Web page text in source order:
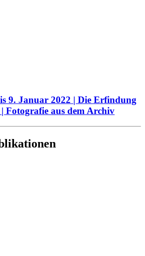
9. Januar 2022 | Die Erfindung
Fotografie aus dem Archiv